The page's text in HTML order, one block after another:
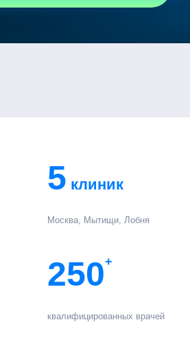
5 клиник
Москва, Мытищи, Лобня
250+
квалифицированных врачей